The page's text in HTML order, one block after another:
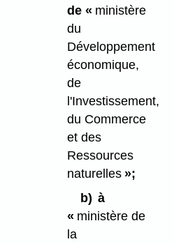
de « ministère
du
Développement
économique,
de
l'Investissement,
du Commerce
et des
Ressources
naturelles »;
b) à
« ministère de
la